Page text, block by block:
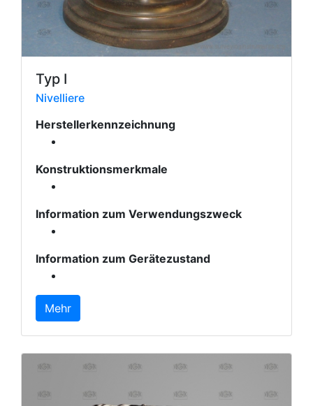
Typ I
Nivelliere
Herstellerkennzeichnung
Konstruktionsmerkmale
Information zum Verwendungszweck
Information zum Gerätezustand
Mehr